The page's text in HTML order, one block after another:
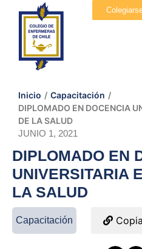
Inicio / Capacitación /
DIPLOMADO EN DOCENCIA
DE LA SALUD
JUNIO 1, 2021
DIPLOMADO EN
UNIVERSITARIA
LA SALUD
Capacitación